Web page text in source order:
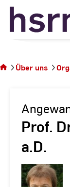
Skip
Content
sich auf
der
Über uns
Prof.
a.D.